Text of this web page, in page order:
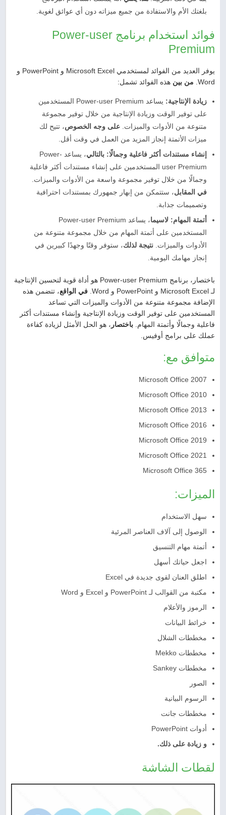
بلغتك الأم والاستفادة من جميع ميزاته دون أي عوائق لغوية.
فوائد استخدام برنامج Power-user
Premium
يوفر العديد من الفوائد لمستخدمي Microsoft Excel و PowerPoint و
Word. من بين هذه الفوائد تشمل:
زيادة الإنتاجية:
يساعد Power-user Premium المستخدمين
على توفير الوقت وزيادة الإنتاجية من خلال توفير مجموعة
متنوعة من الأدوات والميزات. على وجه الخصوص، تتيح لك
ميزات الأتمتة إنجاز المزيد من العمل في وقت أقل.
إنشاء مستندات أكثر فاعلية وجمالًا: بالتالي
، يساعد Power-
user Premium المستخدمين على إنشاء مستندات أكثر فاعلية
وجمالًا من خلال توفير مجموعة واسعة من الأدوات والميزات.
في المقابل، ستتمكن من إبهار جمهورك بمستندات احترافية
وتصميمات جذابة.
أتمتة المهام: لاسيما
، يساعد Power-user Premium
المستخدمين على أتمتة المهام من خلال مجموعة متنوعة من
الأدوات والميزات. نتيجة لذلك، ستوفر وقتًا وجهدًا كبيرين في
إنجاز مهامك اليومية.
باختصار، برنامج Power-user Premium هو أداة قوية لتحسين الإنتاجية
لـ Microsoft Excel و PowerPoint و Word.
في الواقع، تتضمن هذه
الإضافة مجموعة متنوعة من الأدوات والميزات التي تساعد
المستخدمين على توفير الوقت وزيادة الإنتاجية وإنشاء مستندات أكثر
فاعلية وجمالًا وأتمتة المهام. باختصار ، هو الحل الأمثل لزيادة كفاءة
عملك على برامج أوفيس.
متوافق مع:
Microsoft Office 2007
Microsoft Office 2010
Microsoft Office 2013
Microsoft Office 2016
Microsoft Office 2019
Microsoft Office 2021
Microsoft Office 365
الميزات:
سهل الاستخدام
الوصول إلى آلاف العناصر المرئية
أتمتة مهام التنسيق
اجعل حياتك أسهل
اطلق العنان لقوى جديدة في Excel
مكتبة من القوالب لـ PowerPoint و Excel و Word
الرموز والأعلام
خرائط البيانات
مخططات الشلال
مخططات Mekko
مخططات Sankey
الصور
الرسوم البيانية
مخططات جانت
أدوات PowerPoint
و زيادة على ذلك.
لقطات الشاشة